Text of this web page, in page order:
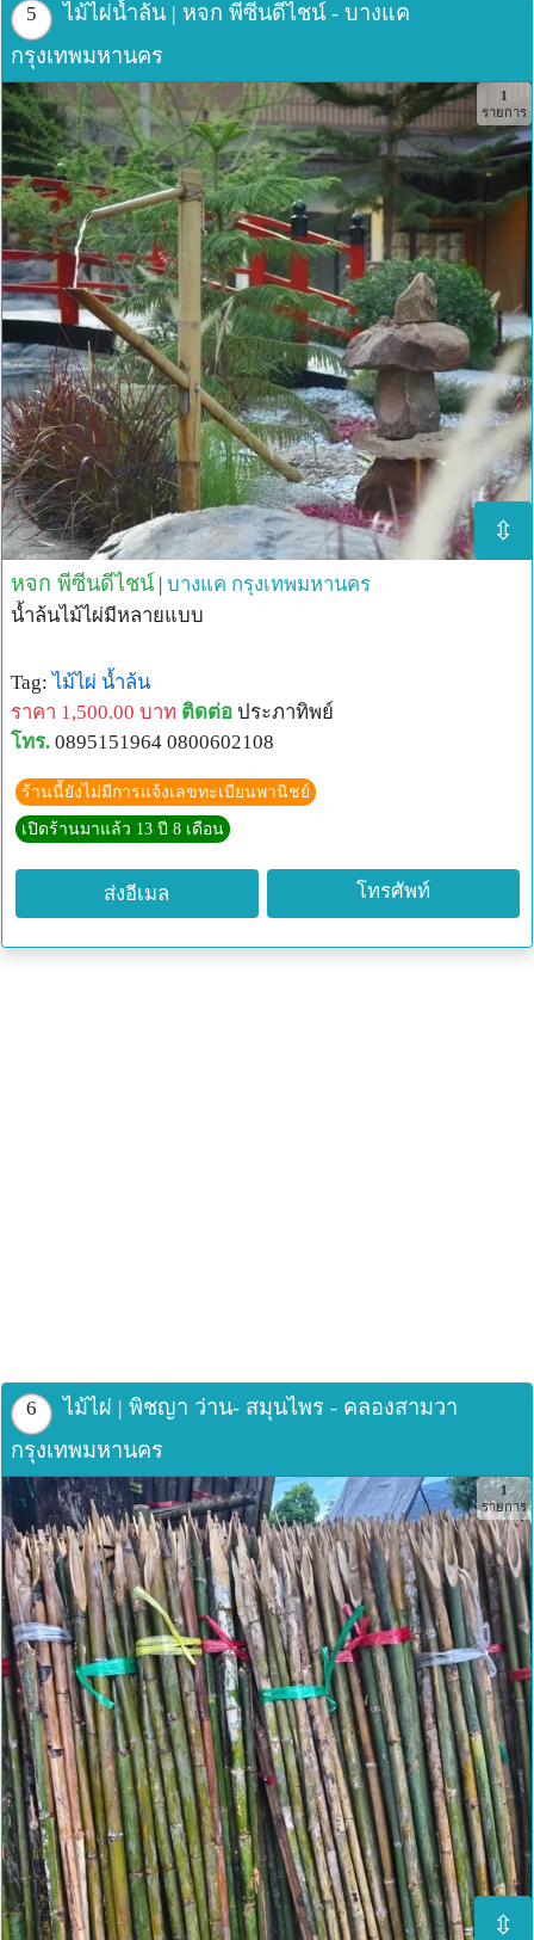
5
ไม้ไผ่น้ำล้น | หจก พีซีนดีไชน์ - บางแค
กรุงเทพมหานคร
⇳
1
รายการ
หจก พีซีนดีไชน์ บางแค กรุงเทพมหานคร
น้ำล้นไม้ไผ่มีหลายแบบ
Tag: ไม้ไผ่ น้ำล้น
ราคา 1,500.00 บาท ติดต่อ ประภาทิพย์
โทร. 0895151964 0800602108
ร้านนี้ยังไม่มีการแจ้งเลขทะเบียนพานิชย์
เปิดร้านมาแล้ว 13 ปี 8 เดือน
ส่งอีเมล โทรศัพท์
6
ไม้ไผ่ | พิชญา ว่าน- สมุนไพร - คลองสามวา
กรุงเทพมหานคร
⇳
1
รายการ